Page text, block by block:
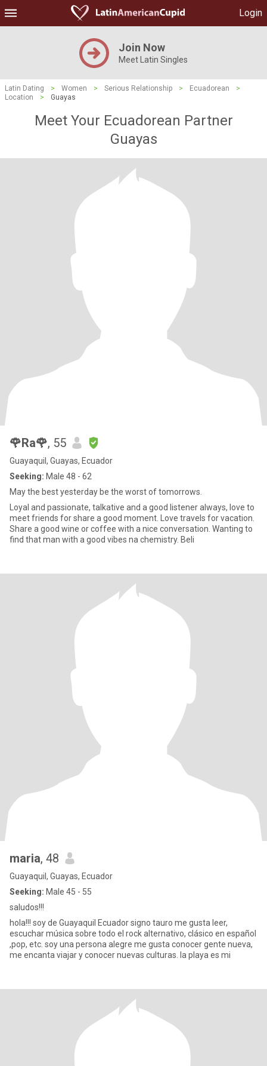
Login
Join Now
Meet Latin Singles
Latin Dating > Women > Serious Relationship > Ecuadorean
>
Location
> Guayas
Meet Your Ecuadorean Partner
Guayas
🌹Ra🌹, 55
Guayaquil, Guayas, Ecuador
Seeking: Male 48 - 62
May the best yesterday be the worst of tomorrows.
Loyal and passionate, talkative and a good listener always, love to
meet friends for share a good moment. Love travels for vacation.
Share a good wine or coffee with a nice conversation. Wanting to
find that man with a good vibes na chemistry. Beli
maria, 48
Guayaquil, Guayas, Ecuador
Seeking: Male 45 - 55
saludos!!!
hola!!! soy de Guayaquil Ecuador signo tauro me gusta leer,
escuchar música sobre todo el rock alternativo, clásico en español
,pop, etc. soy una persona alegre me gusta conocer gente nueva,
me encanta viajar y conocer nuevas culturas. la playa es mi